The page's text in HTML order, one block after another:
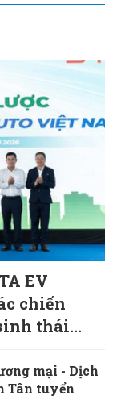
EV
chiến
thái
mại - Dịch
Tân tuyển